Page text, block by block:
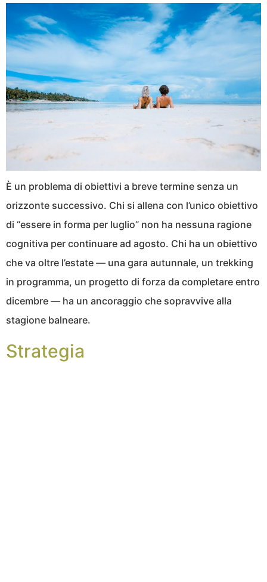
È un problema di obiettivi a breve termine senza un
orizzonte successivo. Chi si allena con l’unico obiettivo
di “essere in forma per luglio” non ha nessuna ragione
cognitiva per continuare ad agosto. Chi ha un obiettivo
che va oltre l’estate — una gara autunnale, un trekking
in programma, un progetto di forza da completare entro
dicembre — ha un ancoraggio che sopravvive alla
stagione balneare.
Strategia